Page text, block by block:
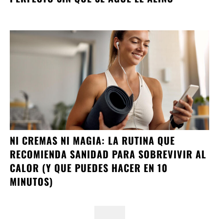
NI CREMAS NI MAGIA: LA RUTINA QUE
RECOMIENDA SANIDAD PARA SOBREVIVIR AL
CALOR (Y QUE PUEDES HACER EN 10
MINUTOS)